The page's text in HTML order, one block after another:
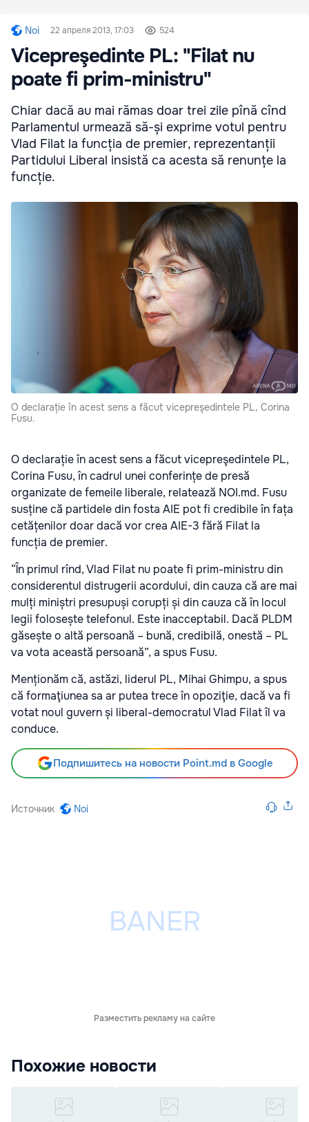
Noi 22 апреля 2013, 17:03 524
Vicepreşedinte PL: "Filat nu
poate fi prim-ministru"
Chiar dacă au mai rămas doar trei zile pînă cînd
Parlamentul urmează să-și exprime votul pentru
Vlad Filat la funcția de premier, reprezentanții
Partidului Liberal insistă ca acesta să renunțe la
funcție.
O declarație în acest sens a făcut vicepreşedintele PL, Corina
Fusu.
O declarație în acest sens a făcut vicepreşedintele PL,
Corina Fusu, în cadrul unei conferințe de presă
organizate de femeile liberale, relatează NOI.md. Fusu
susține că partidele din fosta AIE pot fi credibile în fața
cetățenilor doar dacă vor crea AIE-3 fără Filat la
funcția de premier.
“În primul rînd, Vlad Filat nu poate fi prim-ministru din
considerentul distrugerii acordului, din cauza că are mai
mulți miniștri presupuși corupți și din cauza că în locul
legii folosește telefonul. Este inacceptabil. Dacă PLDM
găsește o altă persoană – bună, credibilă, onestă – PL
va vota această persoană”, a spus Fusu.
Menționăm că, astăzi, liderul PL, Mihai Ghimpu, a spus
că formaţiunea sa ar putea trece în opoziţie, dacă va fi
votat noul guvern și liberal-democratul Vlad Filat îl va
conduce.
Подпишитесь на новости Point.md в Google
Источник Noi
Разместить рекламу на сайте
Похожие новости